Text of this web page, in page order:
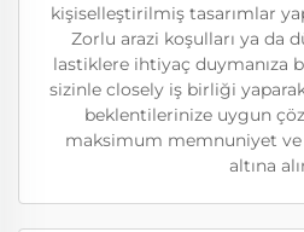
kişiselleştirilmiş tasarımlar
Zorlu arazi koşulları ya da
lastiklere ihtiyaç duymanıza
sizinle closely iş birliği
beklentilerinize uygun
maksimum memnuniyet ve
altına